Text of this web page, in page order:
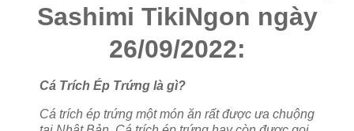
Sashimi TikiNgon ngày
26/09/2022:
Cá Trích Ép Trứng là gì?
Cá trích ép trứng một món ăn rất được ưa chuộng